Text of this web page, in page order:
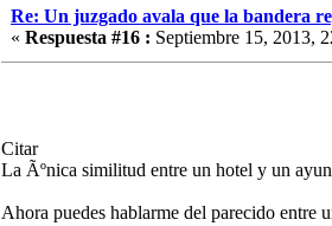
Re: Un juzgado avala que la bandera
« Respuesta #16 : Septiembre 15, 2013,
Citar
La Ãºnica similitud entre un hotel y un
Ahora puedes hablarme del parecido entre